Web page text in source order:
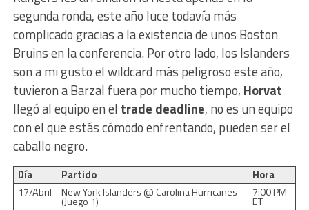
segunda ronda, este año luce todavía más
complicado gracias a la existencia de unos Boston
Bruins en la conferencia. Por otro lado, los Islanders
son a mi gusto el wildcard más peligroso este año,
tuvieron a Barzal fuera por mucho tiempo, Horvat
llegó al equipo en el trade deadline, no es un equipo
con el que estás cómodo enfrentando, pueden ser el
caballo negro.
Día Partido
Hora
17/Abril
New York Islanders @ Carolina Hurricanes
(Juego 1)
7:00 PM
ET